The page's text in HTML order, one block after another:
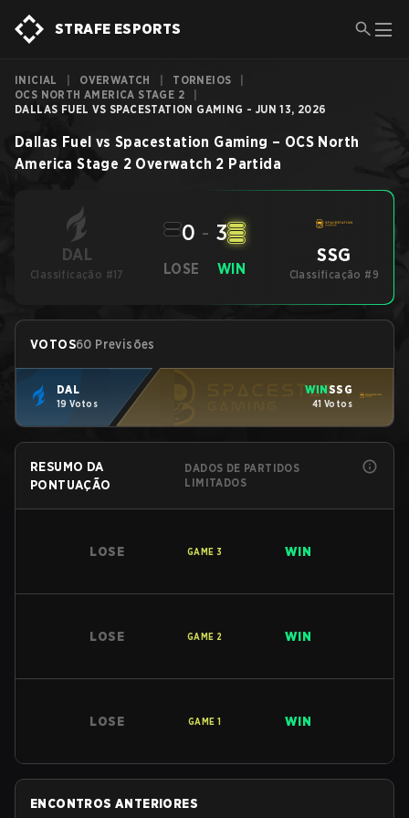
STRAFE ESPORTS
INICIAL OVERWATCH TORNEIOS
OCS NORTH AMERICA STAGE 2
DALLAS FUEL VS SPACESTATION GAMING - JUN 13, 2026
Dallas Fuel vs Spacestation Gaming – OCS North
America Stage 2 Overwatch 2 Partida
DAL
Classificação #17 LOSE
0 - 3
WIN
SSG
Classificação #9
VOTOS60 Previsões
DAL
19 Votos
WINSSG
41 Votos
RESUMO DA
PONTUAÇÃO
DADOS DE PARTIDOS
LIMITADOS
LOSE GAME 3 WIN
LOSE GAME 2 WIN
LOSE GAME 1 WIN
ENCONTROS ANTERIORES